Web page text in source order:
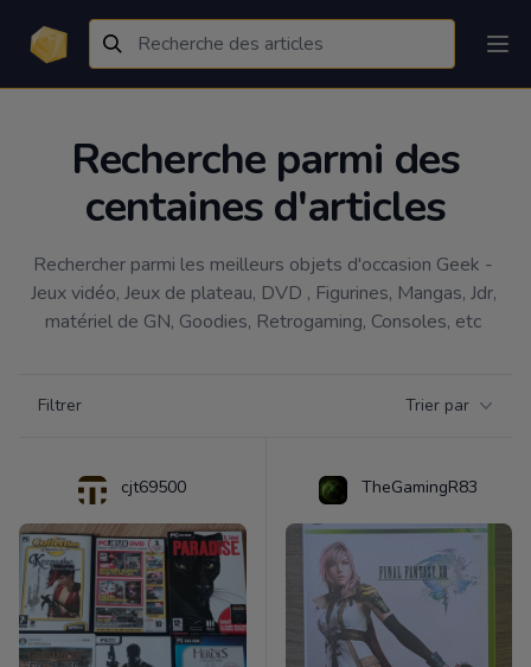
Recherche parmi des
centaines d'articles
Rechercher parmi les meilleurs objets d'occasion Geek -
Jeux vidéo, Jeux de plateau, DVD , Figurines, Mangas, Jdr,
matériel de GN, Goodies, Retrogaming, Consoles, etc
Filtrer Trier par
cjt69500 TheGamingR83